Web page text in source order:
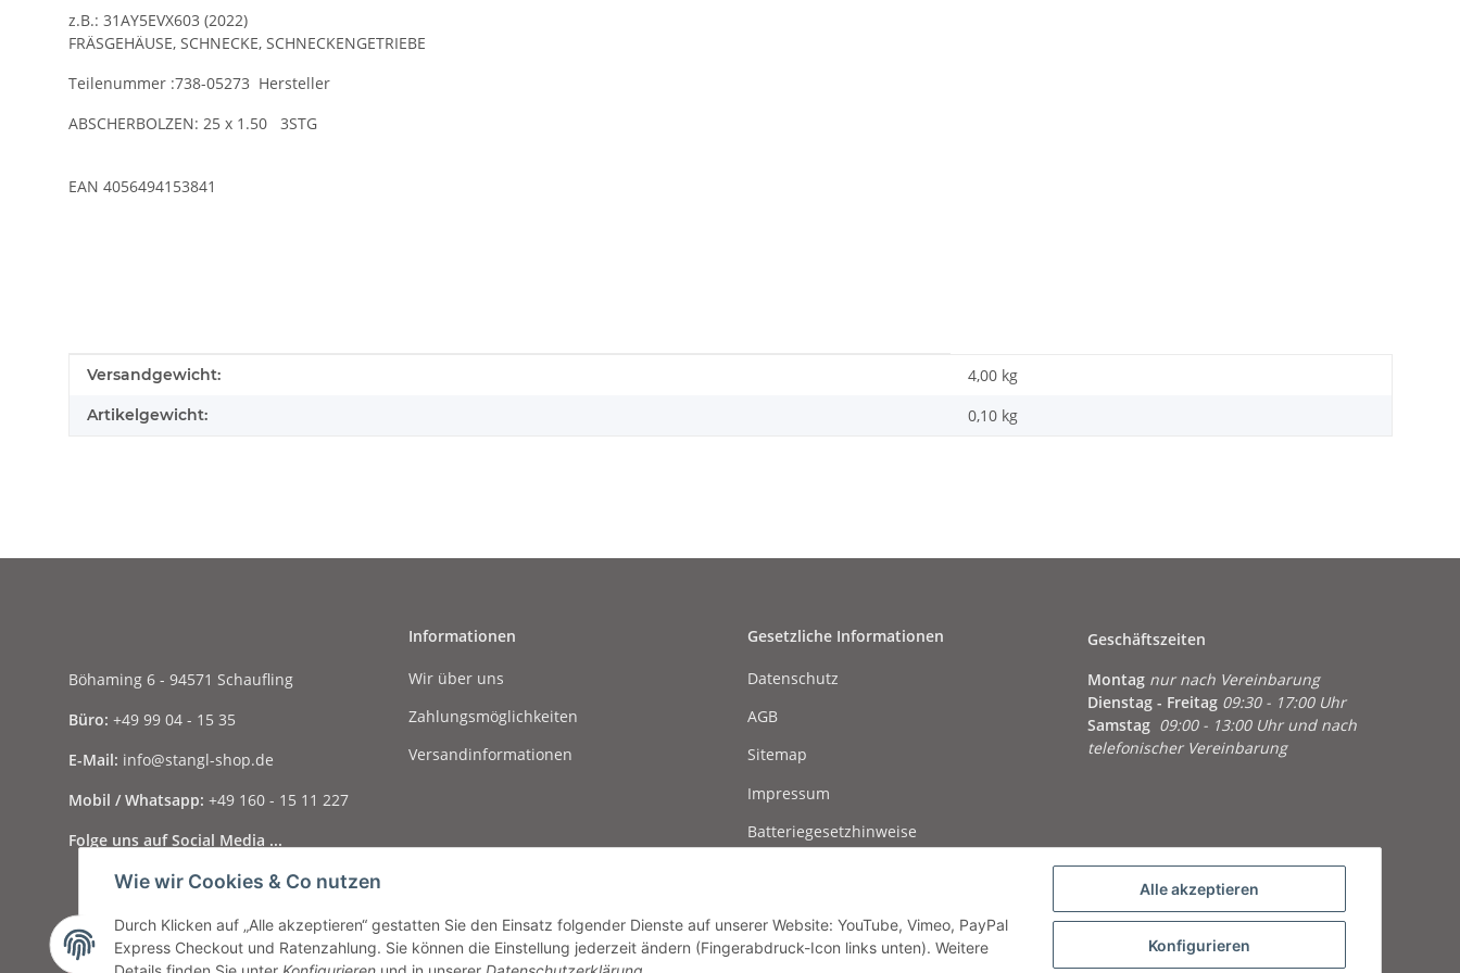
Alle akzeptieren
Konfigurieren
Wie wir Cookies & Co nutzen
Durch Klicken auf „Alle akzeptieren“ gestatten Sie den Einsatz folgender Dienste auf unserer Website: YouTube, Vimeo, PayPal
Express Checkout und Ratenzahlung. Sie können die Einstellung jederzeit ändern (Fingerabdruck-Icon links unten). Weitere
z.B.: 31AY5EVX603 (2022)
FRÄSGEHÄUSE, SCHNECKE, SCHNECKENGETRIEBE
Teilenummer :738-05273 Hersteller
ABSCHERBOLZEN: 25 x 1.50 3STG
EAN 4056494153841
Produkteigenschaft
Wert
Versandgewicht: 4,00 kg
Artikelgewicht: 0,10 kg
Böhaming 6 - 94571 Schaufling
Büro: +49 99 04 - 15 35
E-Mail: info@stangl-shop.de
Mobil / Whatsapp: +49 160 - 15 11 227
Folge uns auf Social Media ...
Informationen
Wir über uns
Zahlungsmöglichkeiten
Versandinformationen
Gesetzliche Informationen
Datenschutz
AGB
Sitemap
Impressum
Batteriegesetzhinweise
Geschäftszeiten
Montag nur nach Vereinbarung
Dienstag - Freitag 09:30 - 17:00 Uhr
Samstag 09:00 - 13:00 Uhr und nach
telefonischer Vereinbarung
Vertrag widerrufen